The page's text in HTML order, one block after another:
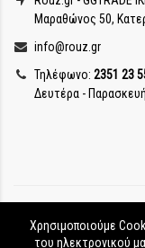
Μαραθώνος 50,
info@rouz.gr
Τηλέφωνο: 2351 23
Δευτέρα -
Χρησιμοποιούμε
του ηλεκτρονικού